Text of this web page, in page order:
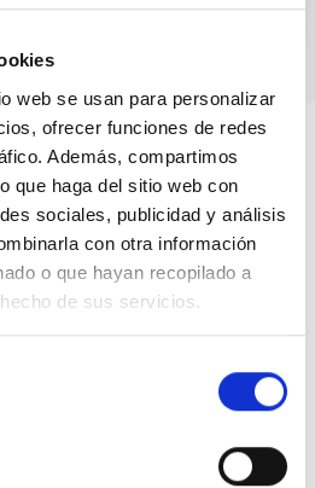
web se usan para personalizar
ofrecer funciones de redes
Además, compartimos
que haga del sitio web con
sociales, publicidad y análisis
con otra información
o que hayan recopilado a
de sus servicios.